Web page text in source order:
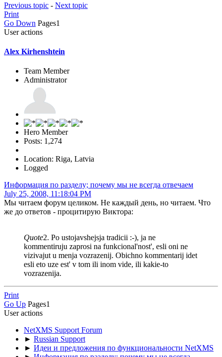
Previous topic - Next topic
Print
Go Down Pages1
User actions
Alex Kirhenshtein
Team Member
Administrator
Hero Member
Posts: 1,274
Location: Riga, Latvia
Logged
Информация по разделу; почему мы не всегда отвечаем
July 25, 2008, 11:18:04 PM
Мы читаем форум целиком. Не каждый день, но читаем. Что
же до ответов - процитирую Виктора:
Quote2. Po ustojavshejsja tradicii :-), ja ne
kommentiruju zaprosi na funkcional'nost', esli oni ne
vizivajut u menja vozrazenij. Obichno kommentarij idet
esli eto uze est' v tom ili inom vide, ili kakie-to
vozrazenija.
Print
Go Up Pages1
User actions
NetXMS Support Forum
► Russian Support
► Идеи и предложения по функциональности NetXMS